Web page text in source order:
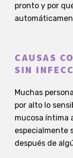
pronto y por
CAUSAS
SIN
Muchas
por alto lo
mucosa íntima
especialmente
después de